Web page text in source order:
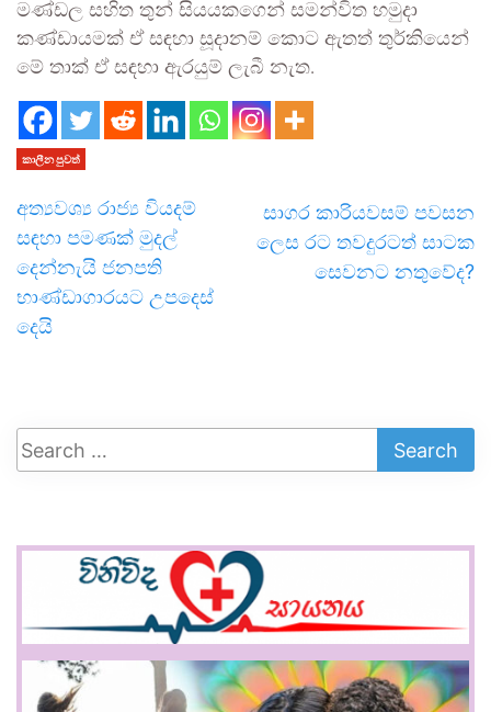
මණ්ඩල සහිත තුන් සියයකගෙන් සමන්විත හමුදා
කණ්ඩායමක් ඒ සඳහා සූදානම් කොට ඇතත් තුර්කියෙන්
මේ තාක් ඒ සඳහා ඇරයුම් ලැබී නැත.
කාලීන පුවත්
අත්‍යවශ්‍ය රාජ්‍ය වියදම්
සඳහා පමණක් මුදල්
දෙන්නැයි ජනපති
භාණ්ඩාගාරයට උපදෙස්
දෙයි
සාගර කාරියවසම් පවසන
ලෙස රට තවදුරටත් සාටක
සෙවනට නතුවේද?